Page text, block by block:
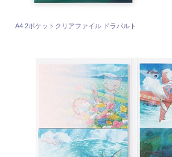
A4 2ポケットクリアファイル ドラパルト